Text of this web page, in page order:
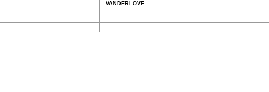
VANDERLOVE